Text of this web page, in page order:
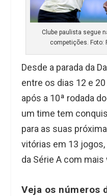
Clube paulista segue
competições. Foto:
Desde a parada da
entre os dias 12 e
após a 10ª rodada
um time tem
para as suas
vitórias em 13
da Série A com mais
Veja os números